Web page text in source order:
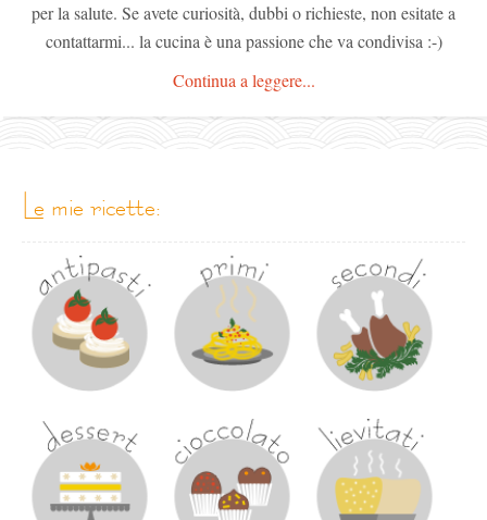
per la salute. Se avete curiosità, dubbi o richieste, non esitate a
contattarmi... la cucina è una passione che va condivisa :-)
Continua a leggere...
le mie ricette: